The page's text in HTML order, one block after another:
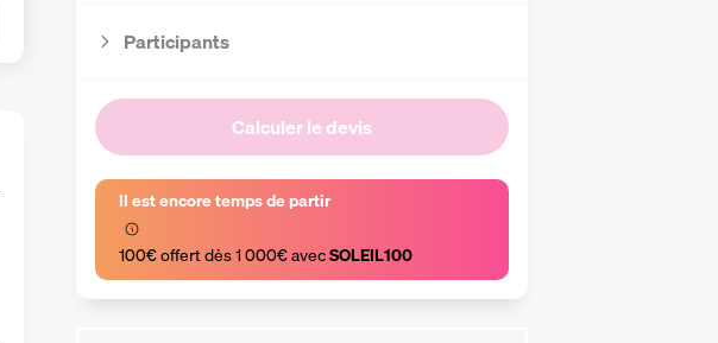
Participants
Calculer le devis
Il est encore temps de partir
100€ offert dès 1 000€ avec SOLEIL100